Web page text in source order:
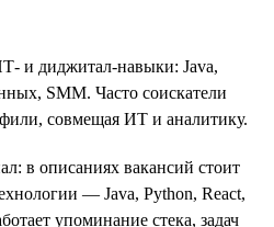
и диджитал-навыки: Java,
SMM. Часто соискатели
совмещая ИТ и аналитику.
в описаниях вакансий стоит
— Java, Python, React,
упоминание стека, задач